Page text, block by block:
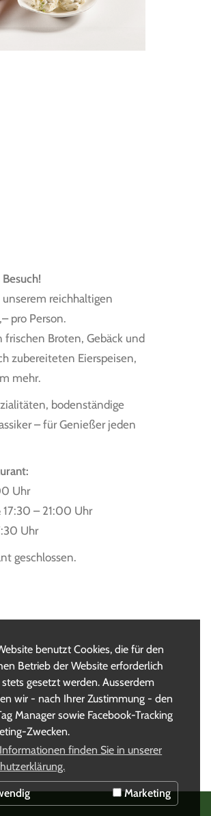
benutzt Cookies, die für den
Betrieb der Website erforderlich
gesetzt werden. Ausserdem
wir - nach Ihrer Zustimmung - den
Manager sowie Facebook-Tracking
Zwecken.
finden Sie in unserer
Marketing
reichhaltigen
pro Person.
frischen Broten, Gebäck und
zubereiteten Eierspeisen,
mehr.
bodenständige
– für Genießer jeden
Uhr
17:30 – 21:00 Uhr
Uhr
geschlossen.